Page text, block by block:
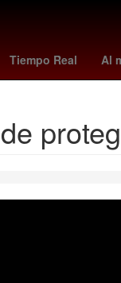
Tiempo Real Al
Calzada Zavaleta